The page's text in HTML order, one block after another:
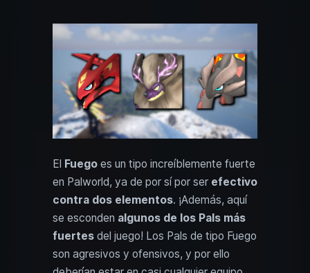
El Fuego es un tipo increíblemente fuerte
en Palworld, ya de por sí por ser efectivo
contra dos elementos. ¡Además, aquí
se esconden algunos de los Pals más
fuertes del juego! Los Pals de tipo Fuego
son agresivos y ofensivos, y por ello